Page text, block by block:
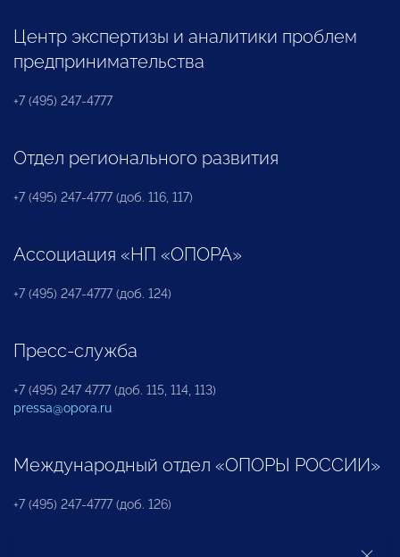
Центр экспертизы и аналитики проблем
предпринимательства
+7 (495) 247-4777
Отдел регионального развития
+7 (495) 247-4777 (доб. 116, 117)
Ассоциация «НП «ОПОРА»
+7 (495) 247-4777 (доб. 124)
Пресс-служба
+7 (495) 247 4777 (доб. 115, 114, 113)
pressa@opora.ru
Международный отдел «ОПОРЫ РОССИИ»
+7 (495) 247-4777 (доб. 126)